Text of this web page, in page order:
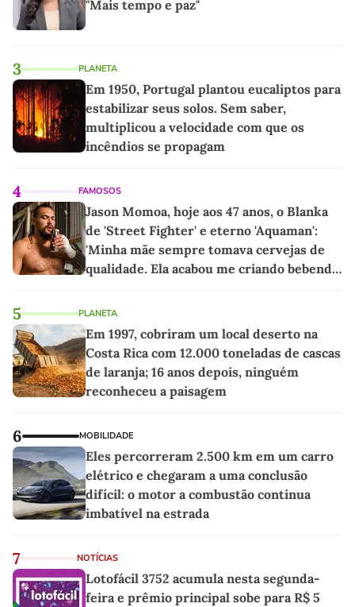
"Mais tempo e paz"
3 PLANETA
Em 1950, Portugal plantou eucaliptos para
estabilizar seus solos. Sem saber,
multiplicou a velocidade com que os
incêndios se propagam
4 FAMOSOS
Jason Momoa, hoje aos 47 anos, o Blanka
de 'Street Fighter' e eterno 'Aquaman':
'Minha mãe sempre tomava cervejas de
qualidade. Ela acabou me criando bebendo
5 PLANETA
Em 1997, cobriram um local deserto na
Costa Rica com 12.000 toneladas de cascas
de laranja; 16 anos depois, ninguém
reconheceu a paisagem
6 MOBILIDADE
Eles percorreram 2.500 km em um carro
elétrico e chegaram a uma conclusão
difícil: o motor a combustão continua
imbatível na estrada
7 NOTÍCIAS
Lotofácil 3752 acumula nesta segunda-
feira e prêmio principal sobe para R$ 5